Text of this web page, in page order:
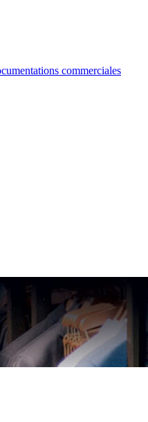
commerciales